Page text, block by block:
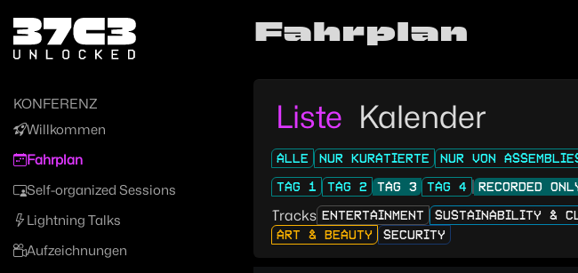
Zum Inhalt
Zum Footer
KONFERENZ
Willkommen
Fahrplan
Self-organized Sessions
Lightning Talks
Aufzeichnungen
Fahrplan
Liste Kalender
ALLE NUR KURATIERTE NUR VON
TAG 1
TAG 2 TAG 3 TAG 4 RECORDED
Tracks ENTERTAINMENT SUSTAINABILITY &
ART & BEAUTY
SECURITY